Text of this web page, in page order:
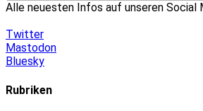
Alle neuesten Infos auf unseren Social
Twitter
Mastodon
Bluesky
Rubriken